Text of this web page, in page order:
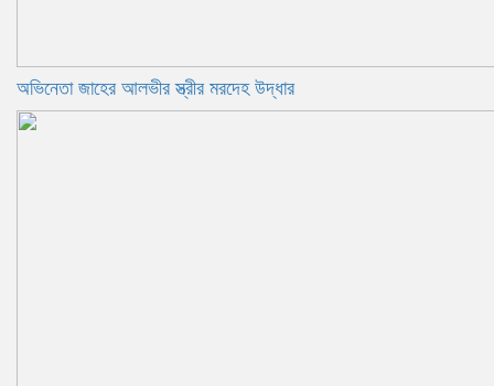
অভিনেতা জাহের আলভীর স্ত্রীর মরদেহ উদ্ধার